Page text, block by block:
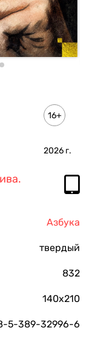
16+
2026 г.
Азбука
твердый
832
140х210
5-389-32996-6